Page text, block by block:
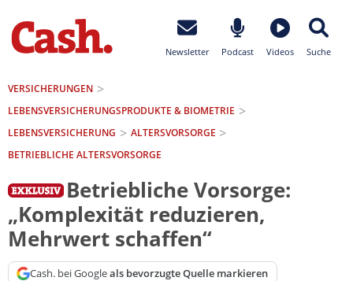
Newsletter Podcast Videos Suche
VERSICHERUNGEN
LEBENSVERSICHERUNGS­PRODUKTE & BIOMETRIE
LEBENSVERSICHERUNG
ALTERSVORSORGE
BETRIEBLICHE ALTERSVORSORGE
Betriebliche Vorsorge:
„Komplexität reduzieren,
Mehrwert schaffen“
Cash. bei Googleals bevorzugte Quelle markieren